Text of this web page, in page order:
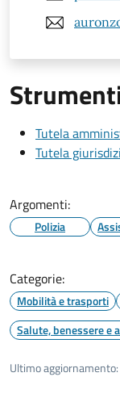
Tutela
Tutela
Argomenti:
Polizia
Categorie:
Mobilità e trasporti
Salute, benessere e
Ultimo aggiornamento: